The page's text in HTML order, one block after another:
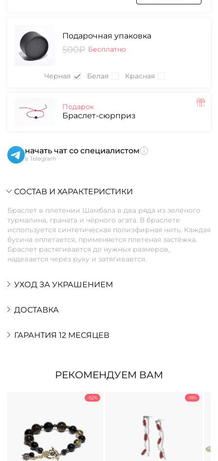
Подарочная упаковка
500₽ Бесплатно
Черная Белая Красная
Подарок
Браслет-сюрприз
начать чат со специалистом
в Telegram
СОСТАВ И ХАРАКТЕРИСТИКИ
Браслет в плетении Шамбала в два ряда из зелёного
турмалина, граната и чёрного агата. В браслете
используется синтетическая полиэфирная нить. Каждая
бусина оплетается, применяется плетеная застёжка.
Браслет растягивается до нужных размеров,
надевается через руку и затягивается.
УХОД ЗА УКРАШЕНИЕМ
ДОСТАВКА
ГАРАНТИЯ 12 МЕСЯЦЕВ
РЕКОМЕНДУЕМ ВАМ
-52% -19%